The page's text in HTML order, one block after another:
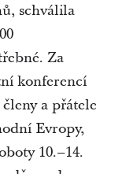
schválila
Za
konferencí
a přátele
Evropy,
10.–14.